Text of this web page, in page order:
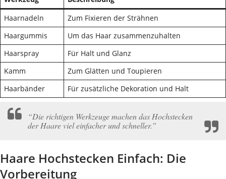
Haarnadeln
Zum Fixieren der Strähnen
Haargummis
Um das Haar zusammenzuhalten
Haarspray
Für Halt und Glanz
Kamm
Zum Glätten und Toupieren
Haarbänder
Für zusätzliche Dekoration und Halt
“Die richtigen Werkzeuge machen das Hochstecken
der Haare viel einfacher und schneller.”
Haare Hochstecken Einfach: Die
Vorbereitung